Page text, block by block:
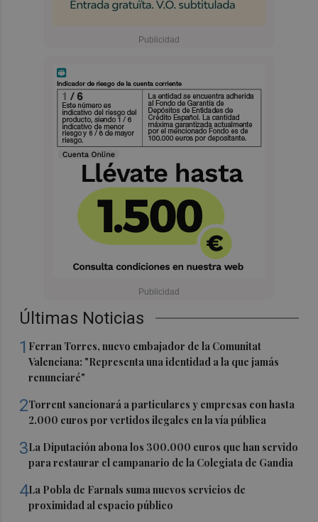
Últimas Noticias
1 Ferran Torres, nuevo embajador de la Comunitat
Valenciana: "Representa una identidad a la que jamás
renunciaré"
2Torrent sancionará a particulares y empresas con hasta
2.000 euros por vertidos ilegales en la vía pública
3La Diputación abona los 300.000 euros que han servido
para restaurar el campanario de la Colegiata de Gandia
4La Pobla de Farnals suma nuevos servicios de
proximidad al espacio público